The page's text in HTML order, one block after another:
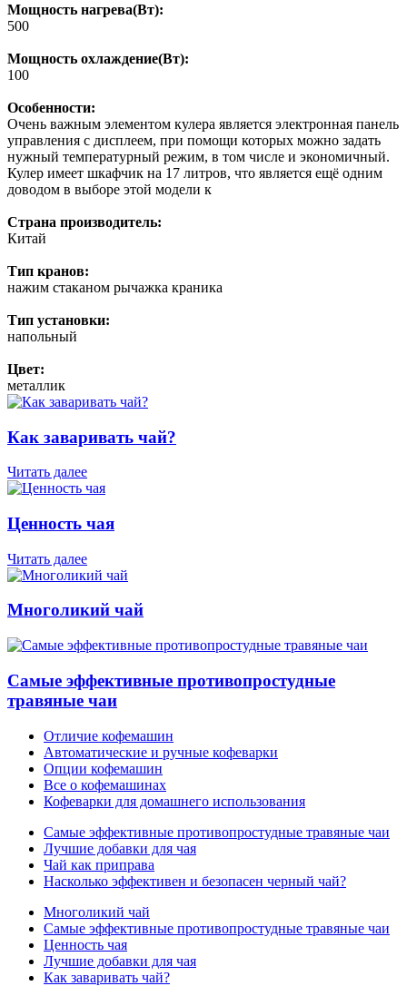
Мощность нагрева(Вт):
500
Мощность охлаждение(Вт):
100
Особенности:
Очень важным элементом кулера является электронная панель
управления с дисплеем, при помощи которых можно задать
нужный температурный режим, в том числе и экономичный.
Кулер имеет шкафчик на 17 литров, что является ещё одним
доводом в выборе этой модели к
Страна производитель:
Китай
Тип кранов:
нажим стаканом рычажка краника
Тип установки:
напольный
Цвет:
металлик
Как заваривать чай?
Читать далее
Ценность чая
Читать далее
Многоликий чай
Самые эффективные противопростудные
травяные чаи
Отличие кофемашин
Автоматические и ручные кофеварки
Опции кофемашин
Все о кофемашинах
Кофеварки для домашнего использования
Самые эффективные противопростудные травяные чаи
Лучшие добавки для чая
Чай как приправа
Насколько эффективен и безопасен черный чай?
Многоликий чай
Самые эффективные противопростудные травяные чаи
Ценность чая
Лучшие добавки для чая
Как заваривать чай?